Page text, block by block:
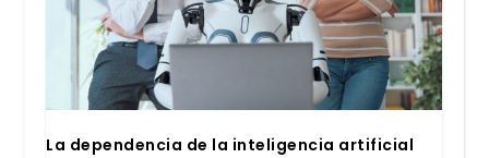
La depen­den­cia de la inte­li­gen­cia arti­fi­cial